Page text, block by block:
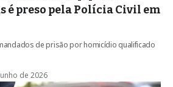
é preso pela Polícia Civil em
de prisão por homicídio qualificado
de 2026